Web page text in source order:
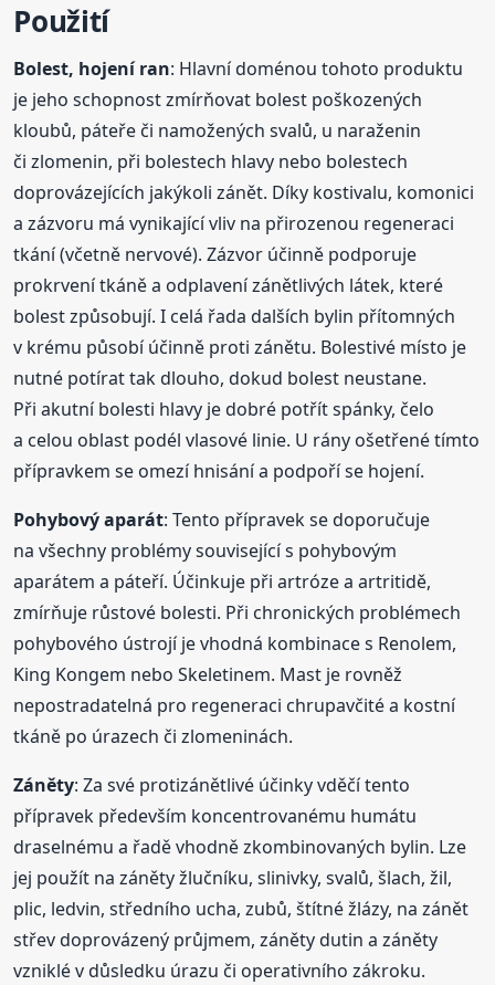
Použití
Bolest, hojení ran: Hlavní doménou tohoto produktu
je jeho schopnost zmírňovat bolest poškozených
kloubů, páteře či namožených svalů, u naraženin
či zlomenin, při bolestech hlavy nebo bolestech
doprovázejících jakýkoli zánět. Díky kostivalu, komonici
a zázvoru má vynikající vliv na přirozenou regeneraci
tkání (včetně nervové). Zázvor účinně podporuje
prokrvení tkáně a odplavení zánětlivých látek, které
bolest způsobují. I celá řada dalších bylin přítomných
v krému působí účinně proti zánětu. Bolestivé místo je
nutné potírat tak dlouho, dokud bolest neustane.
Při akutní bolesti hlavy je dobré potřít spánky, čelo
a celou oblast podél vlasové linie. U rány ošetřené tímto
přípravkem se omezí hnisání a podpoří se hojení.
Pohybový aparát: Tento přípravek se doporučuje
na všechny problémy související s pohybovým
aparátem a páteří. Účinkuje při artróze a artritidě,
zmírňuje růstové bolesti. Při chronických problémech
pohybového ústrojí je vhodná kombinace s Renolem,
King Kongem nebo Skeletinem. Mast je rovněž
nepostradatelná pro regeneraci chrupavčité a kostní
tkáně po úrazech či zlomeninách.
Záněty: Za své protizánětlivé účinky vděčí tento
přípravek především koncentrovanému humátu
draselnému a řadě vhodně zkombinovaných bylin. Lze
jej použít na záněty žlučníku, slinivky, svalů, šlach, žil,
plic, ledvin, středního ucha, zubů, štítné žlázy, na zánět
střev doprovázený průjmem, záněty dutin a záněty
vzniklé v důsledku úrazu či operativního zákroku.